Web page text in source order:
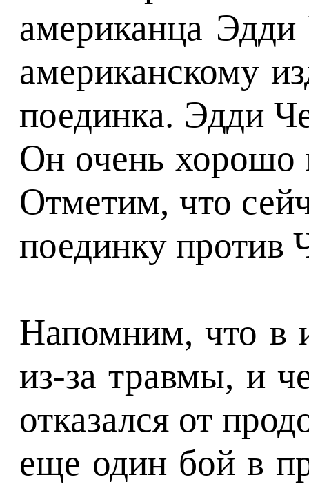
американца
американскому
поединка. Эдди
Он очень хорошо
Отметим, что
поединку против
Напомним, что в
из-за травмы, и
отказался от
еще один бой в